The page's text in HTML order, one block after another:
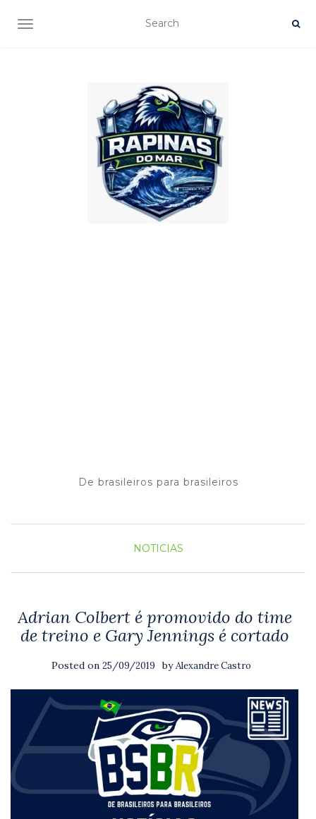
TOGGLE NAVIGATION
De brasileiros para brasileiros
NOTICIAS
Adrian Colbert é promovido do time
de treino e Gary Jennings é cortado
Posted on 25/09/2019 byAlexandre Castro